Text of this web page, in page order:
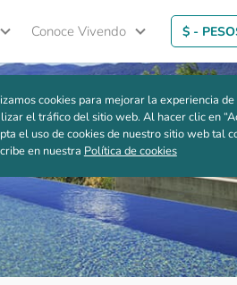
Conoce Vivendo $ -
cookies para mejorar la experiencia
el tráfico del sitio web. Al hacer clic en
el uso de cookies de nuestro sitio web tal
en nuestra Política de cookies